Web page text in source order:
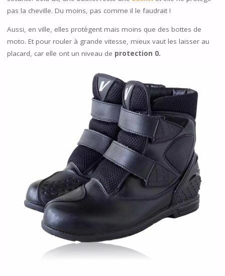
pas la cheville. Du moins, pas comme il le faudrait !
Aussi, en ville, elles protègent mais moins que des bottes de
moto. Et pour rouler à grande vitesse, mieux vaut les laisser au
placard, car elle ont un niveau de protection 0.